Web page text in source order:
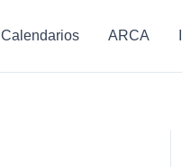
Calendarios ARCA